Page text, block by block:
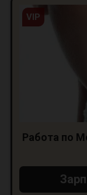
VIP
Работа по